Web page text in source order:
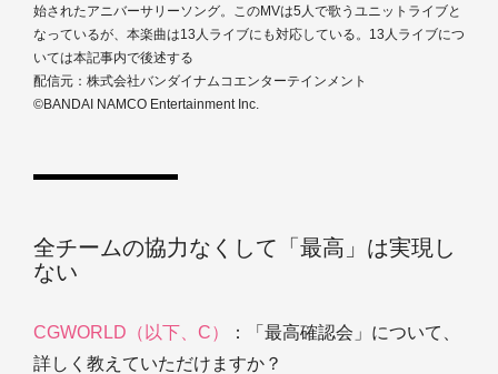
始されたアニバーサリーソング。このMVは5人で歌うユニットライブと
なっているが、本楽曲は13人ライブにも対応している。13人ライブにつ
いては本記事内で後述する
配信元：株式会社バンダイナムコエンターテインメント
©BANDAI NAMCO Entertainment Inc.
全チームの協力なくして「最高」は実現し
ない
CGWORLD（以下、C）
：「最高確認会」について、
詳しく教えていただけますか？